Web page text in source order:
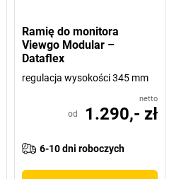
Ramię do monitora
Viewgo Modular –
Dataflex
regulacja wysokości 345 mm
netto
od 1.290,- zł
6-10 dni roboczych